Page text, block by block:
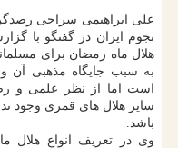
علی ابراهیمی سراجی
نجوم ایران در گفتگو با
هلال ماه رمضان برای
به سبب جایگاه مذهبی آن و
است اما از نظر علمی و
سایر هلال های قمری وجود
باشد.
وی در تعریف انواع هلال